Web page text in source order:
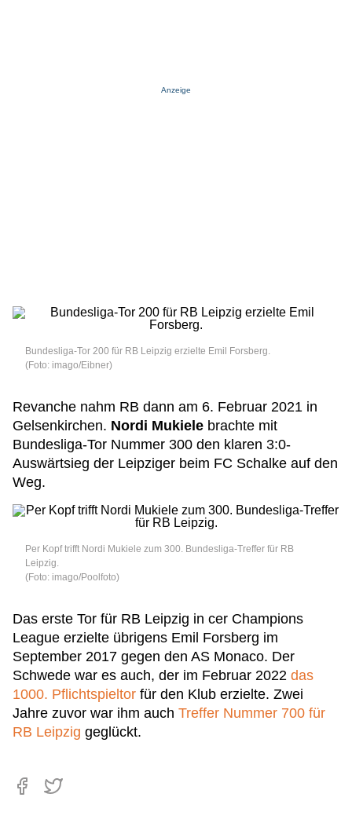
Anzeige
Bundesliga-Tor 200 für RB Leipzig erzielte Emil Forsberg.
(Foto: imago/Eibner)
Revanche nahm RB dann am 6. Februar 2021 in
Gelsenkirchen. Nordi Mukiele brachte mit
Bundesliga-Tor Nummer 300 den klaren 3:0-
Auswärtsieg der Leipziger beim FC Schalke auf den
Weg.
Per Kopf trifft Nordi Mukiele zum 300. Bundesliga-Treffer für RB
Leipzig.
(Foto: imago/Poolfoto)
Das erste Tor für RB Leipzig in cer Champions
League erzielte übrigens Emil Forsberg im
September 2017 gegen den AS Monaco. Der
Schwede war es auch, der im Februar 2022 das
1000. Pflichtspieltor für den Klub erzielte. Zwei
Jahre zuvor war ihm auch Treffer Nummer 700 für
RB Leipzig geglückt.